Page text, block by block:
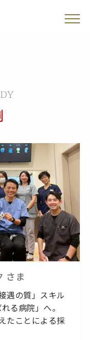
さま
遇の質」スキル
る病院」へ。
たことによる採